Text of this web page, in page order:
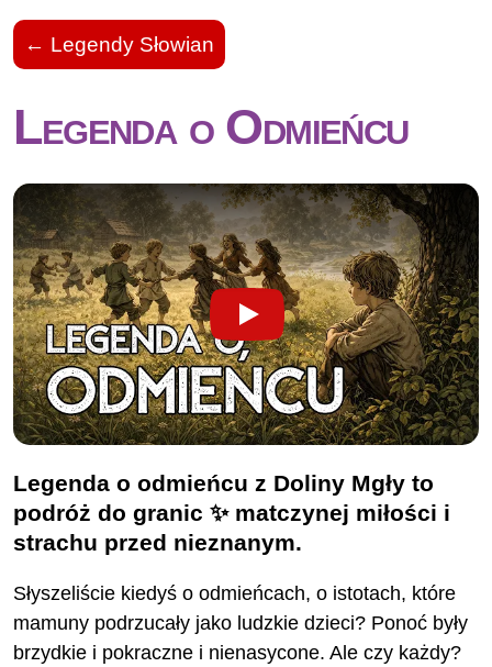
← Legendy Słowian
Legenda o Odmieńcu
Play
Legenda o odmieńcu z Doliny Mgły to
podróż do granic ✨ matczynej miłości i
strachu przed nieznanym.
Słyszeliście kiedyś o odmieńcach, o istotach, które
mamuny podrzucały jako ludzkie dzieci? Ponoć były
brzydkie i pokraczne i nienasycone. Ale czy każdy?